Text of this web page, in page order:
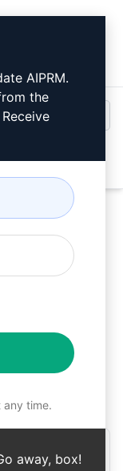
Chrome
AIPRM.
the
any time.
away, box!